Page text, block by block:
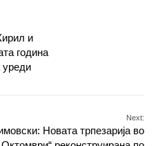
и
година
уреди
Next:
Новата трпезарија во